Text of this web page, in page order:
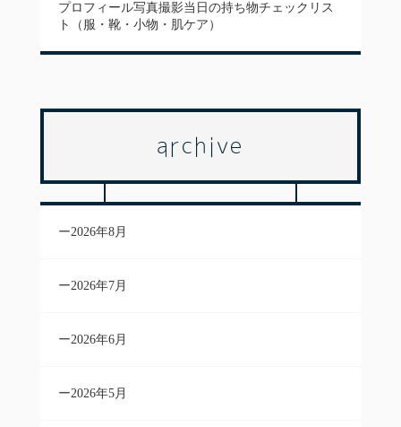
プロフィール写真撮影当日の持ち物チェックリス
ト（服・靴・小物・肌ケア）
archive
2026年8月
2026年7月
2026年6月
2026年5月